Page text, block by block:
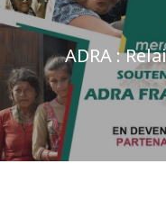
ADRA :